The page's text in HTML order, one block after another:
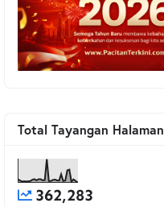
Total Tayangan Halaman
362,283